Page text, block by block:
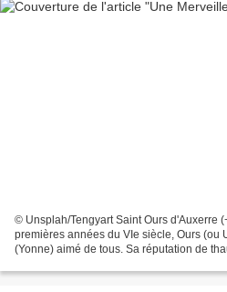
© Unsplah/Tengyart Saint Ours d'Auxerre
premières années du VIe siècle, Ours (ou
(Yonne) aimé de tous. Sa réputation de